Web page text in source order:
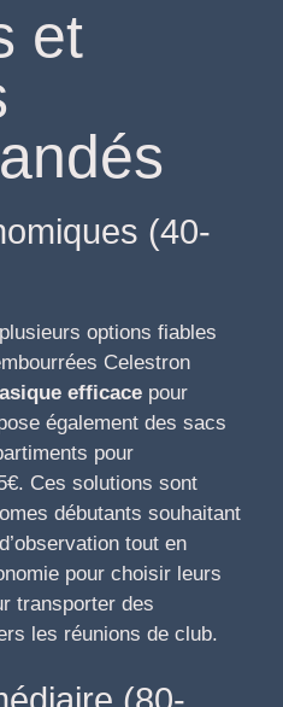
et
(40-
options fiables
Celestron
efficace pour
également des sacs
pour
Ces solutions sont
débutants souhaitant
tout en
pour choisir leurs
transporter des
les réunions de club.